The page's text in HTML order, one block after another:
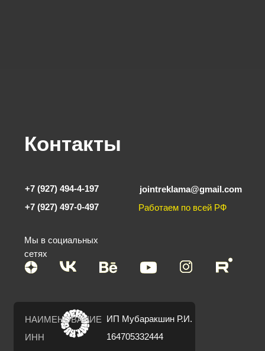
Контакты
+7 (927) 497-0-497
jointreklama@gmail.com
Работаем по всей РФ
+7 (927) 494-4-197
Мы в социальных
сетях
НАИМЕНОВАНИЕ
ИНН
ИП Мубаракшин Р.И.
164705332444